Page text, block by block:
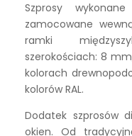
Szprosy
zamocowane
ramki
szerokościach: 8
kolorach
kolorów RAL.
Dodatek szprosów
okien. Od